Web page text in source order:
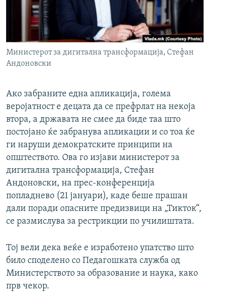
РСЕ веб страници
Министерот за дигитална трансформација, Стефан
Андоновски
Ако забраните една апликација, голема
веројатност е децата да се префрлат на некоја
втора, а државата не смее да биде таа што
постојано ќе забранува апликации и со тоа ќе
ги наруши демократските принципи на
општеството. Ова го изјави министерот за
дигитална трансформација, Стефан
Андоновски, на прес-конференција
попладнево (21 јануари), каде беше прашан
дали поради опасните предизвици на „Тикток“,
се размислува за рестрикции по училиштата.
Тој вели дека веќе е изработено упатство што
било споделено со Педагошката служба од
Министерството за образование и наука, како
прв чекор.